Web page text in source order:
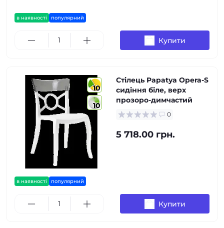
в наявності популярний
Купити
10
10
в наявності популярний
Стілець Papatya Opera-S
сидіння біле, верх
прозоро-димчастий
0
5 718.00 грн.
Купити